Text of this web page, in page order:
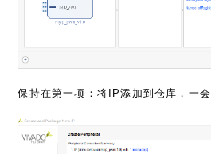
保持在第一项：将IP添加到仓库，一